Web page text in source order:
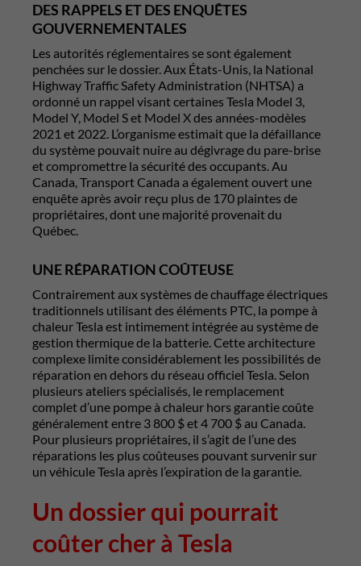
DES RAPPELS ET DES ENQUÊTES
GOUVERNEMENTALES
Les autorités réglementaires se sont également
penchées sur le dossier. Aux États-Unis, la National
Highway Traffic Safety Administration (NHTSA) a
ordonné un rappel visant certaines Tesla Model 3,
Model Y, Model S et Model X des années-modèles
2021 et 2022. L’organisme estimait que la défaillance
du système pouvait nuire au dégivrage du pare-brise
et compromettre la sécurité des occupants. Au
Canada, Transport Canada a également ouvert une
enquête après avoir reçu plus de 170 plaintes de
propriétaires, dont une majorité provenait du
Québec.
UNE RÉPARATION COÛTEUSE
Contrairement aux systèmes de chauffage électriques
traditionnels utilisant des éléments PTC, la pompe à
chaleur Tesla est intimement intégrée au système de
gestion thermique de la batterie. Cette architecture
complexe limite considérablement les possibilités de
réparation en dehors du réseau officiel Tesla. Selon
plusieurs ateliers spécialisés, le remplacement
complet d’une pompe à chaleur hors garantie coûte
généralement entre 3 800 $ et 4 700 $ au Canada.
Pour plusieurs propriétaires, il s’agit de l’une des
réparations les plus coûteuses pouvant survenir sur
un véhicule Tesla après l’expiration de la garantie.
Un dossier qui pourrait
coûter cher à Tesla